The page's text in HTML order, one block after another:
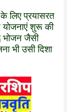
के लिए प्रयासरत
योजनाएं शुरू की
भोजन जैसी
भी उसी दिशा